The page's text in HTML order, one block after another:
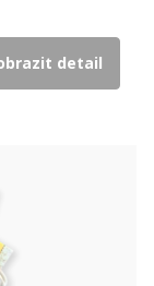
detail